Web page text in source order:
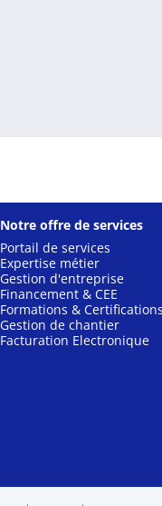
Notre offre de services
Portail de services
Expertise métier
Gestion d'entreprise
Financement & CEE
Formations & Certifications
Gestion de chantier
Facturation Electronique